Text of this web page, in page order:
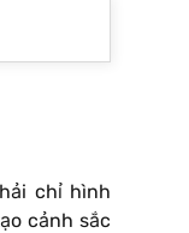
chỉ hình
cảnh sắc